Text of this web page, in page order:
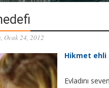
Ocak 24, 2012
Hikmet ehli
Evladını